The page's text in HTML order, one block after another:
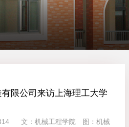
限公司来访上海理工大学
文： 机械工程学院 图： 机械